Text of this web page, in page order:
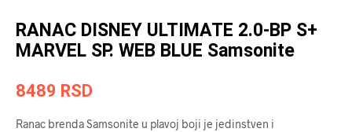
RANAC DISNEY ULTIMATE 2.0-BP S+
MARVEL SP. WEB BLUE Samsonite
8489 RSD
Ranac brenda Samsonite u plavoj boji je jedinstven i